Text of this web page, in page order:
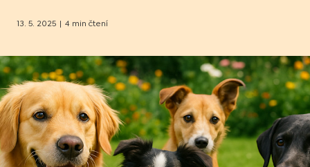
13. 5. 2025 | 4 min čtení